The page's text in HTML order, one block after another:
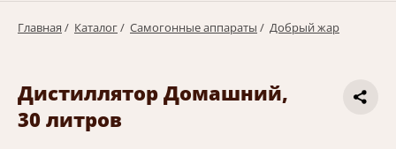
Главная / Каталог/ Самогонные аппараты / Добрый жар
Дистиллятор Домашний,
30 литров